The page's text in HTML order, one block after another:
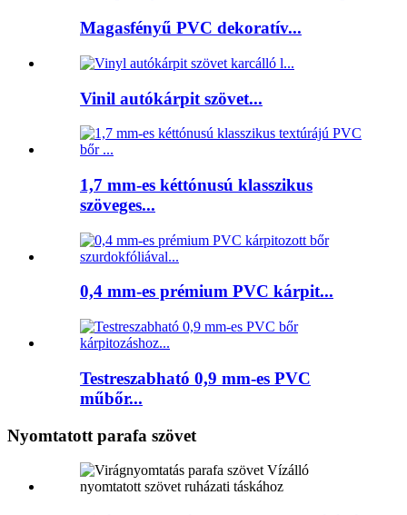
Magasfényű PVC dekoratív...
Vinil autókárpit szövet...
1,7 mm-es kéttónusú klasszikus
szöveges...
0,4 mm-es prémium PVC kárpit...
Testreszabható 0,9 mm-es PVC
műbőr...
Nyomtatott parafa szövet